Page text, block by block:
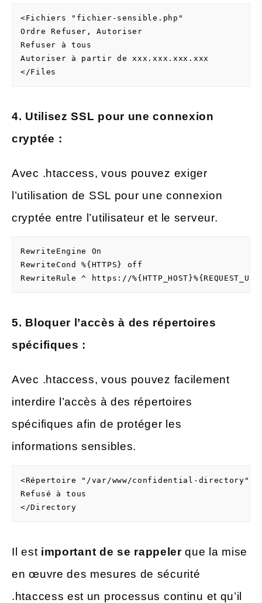
<Fichiers "fichier-sensible.php"
Ordre Refuser, Autoriser
Refuser à tous
Autoriser à partir de xxx.xxx.xxx.xxx
4. Utilisez SSL pour une connexion
cryptée :
Avec .htaccess, vous pouvez exiger
l’utilisation de SSL pour une connexion
cryptée entre l’utilisateur et le serveur.
RewriteEngine On
RewriteCond %{HTTPS} off
5. Bloquer l’accès à des répertoires
spécifiques :
Avec .htaccess, vous pouvez facilement
interdire l’accès à des répertoires
spécifiques afin de protéger les
informations sensibles.
<Répertoire "/var/www/confidential-directory">
Refusé à tous
Il est important de se rappelerque la mise
en œuvre des mesures de sécurité
.htaccess est un processus continu et qu’il